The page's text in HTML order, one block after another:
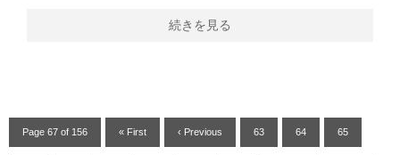
続きを見る
Page 67 of 156 « First ‹ Previous 63 64 65